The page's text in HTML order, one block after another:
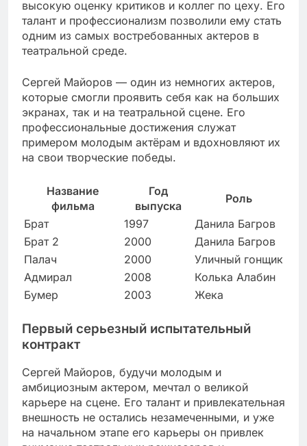
высокую оценку критиков и коллег по цеху. Его
талант и профессионализм позволили ему стать
одним из самых востребованных актеров в
театральной среде.
Сергей Майоров — один из немногих актеров,
которые смогли проявить себя как на больших
экранах, так и на театральной сцене. Его
профессиональные достижения служат
примером молодым актёрам и вдохновляют их
на свои творческие победы.
Название
фильма
Год
выпуска
Роль
Брат
1997
Данила Багров
Брат 2
2000
Данила Багров
Палач
2000
Уличный гонщик
Адмирал
2008
Колька Алабин
Бумер
2003 Жека
Первый серьезный испытательный
контракт
Сергей Майоров, будучи молодым и
амбициозным актером, мечтал о великой
карьере на сцене. Его талант и привлекательная
внешность не остались незамеченными, и уже
на начальном этапе его карьеры он привлек